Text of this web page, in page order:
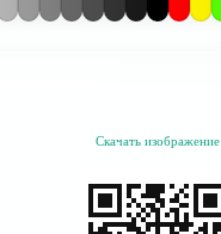
Скачать изображение